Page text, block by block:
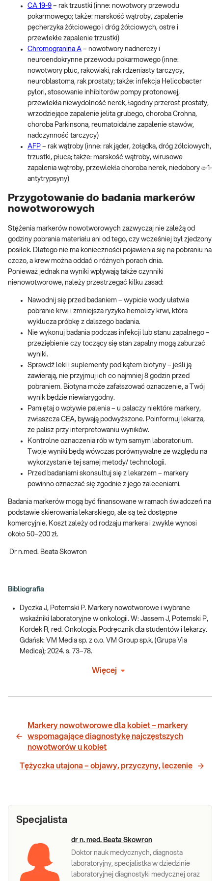
CA 19-9 – rak trzustki (inne: nowotwory przewodu
pokarmowego; także: marskość wątroby, zapalenie
pęcherzyka żółciowego i dróg żółciowych, ostre i
przewlekłe zapalenie trzustki)
Chromogranina A – nowotwory nadnerczy i
neuroendokrynne przewodu pokarmowego (inne:
nowotwory płuc, rakowiaki, rak rdzeniasty tarczycy,
neuroblastoma, rak prostaty; także: infekcja Helicobacter
pylori, stosowanie inhibitorów pompy protonowej,
przewlekła niewydolność nerek, łagodny przerost prostaty,
wrzodziejące zapalenie jelita grubego, choroba Crohna,
choroba Parkinsona, reumatoidalne zapalenie stawów,
nadczynność tarczycy)
AFP – rak wątroby (inne: rak jąder, żołądka, dróg żółciowych,
trzustki, płuca; także: marskość wątroby, wirusowe
zapalenia wątroby, przewlekła choroba nerek, niedobory α-1-
antytrypsyny)
Przygotowanie do badania markerów
nowotworowych
Stężenia markerów nowotworowych zazwyczaj nie zależą od
godziny pobrania materiału ani od tego, czy wcześniej był zjedzony
posiłek. Dlatego nie ma konieczności pojawienia się na pobraniu na
czczo, a krew można oddać o różnych porach dnia.
Ponieważ jednak na wyniki wpływają także czynniki
nienowotworowe, należy przestrzegać kilku zasad:
Nawodnij się przed badaniem – wypicie wody ułatwia
pobranie krwi i zmniejsza ryzyko hemolizy krwi, która
wyklucza próbkę z dalszego badania.
Nie wykonuj badania podczas infekcji lub stanu zapalnego –
przeziębienie czy toczący się stan zapalny mogą zaburzać
wyniki.
Sprawdź leki i suplementy pod kątem biotyny – jeśli ją
zawierają, nie przyjmuj ich co najmniej 8 godzin przed
pobraniem. Biotyna może zafałszować oznaczenie, a Twój
wynik będzie niewiarygodny.
Pamiętaj o wpływie palenia – u palaczy niektóre markery,
zwłaszcza CEA, bywają podwyższone. Poinformuj lekarza,
że palisz przy interpretowaniu wyników.
Kontrolne oznaczenia rób w tym samym laboratorium.
Twoje wyniki będą wówczas porównywalne ze względu na
wykorzystanie tej samej metody/ technologii.
Przed badaniami skonsultuj się z lekarzem – markery
powinno oznaczać się zgodnie z jego zaleceniami.
Badania markerów mogą być finansowane w ramach świadczeń na
podstawie skierowania lekarskiego, ale są też dostępne
komercyjnie. Koszt zależy od rodzaju markera i zwykle wynosi
około 50–200 zł.
Dr n.med. Beata Skowron
Bibliografia
Dyczka J, Potemski P. Markery nowotworowe i wybrane
wskaźniki laboratoryjne w onkologii. W: Jassem J, Potemski P,
Kordek R, red. Onkologia. Podręcznik dla studentów i lekarzy.
Gdańsk: VM Media sp. z o.o. VM Group sp.k. (Grupa Via
Medica); 2024. s. 73–78.
Więcej
Markery nowotworowe dla kobiet – markery
wspomagające diagnostykę najczęstszych
nowotworów u kobiet
Tężyczka utajona – objawy, przyczyny, leczenie
Specjalista
dr n. med. Beata Skowron
Doktor nauk medycznych, diagnosta
laboratoryjny, specjalistka w dziedzinie
laboratoryjnej diagnostyki medycznej oraz